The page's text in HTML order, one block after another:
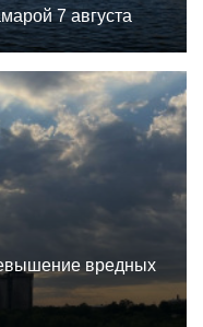
7 августа
вредных